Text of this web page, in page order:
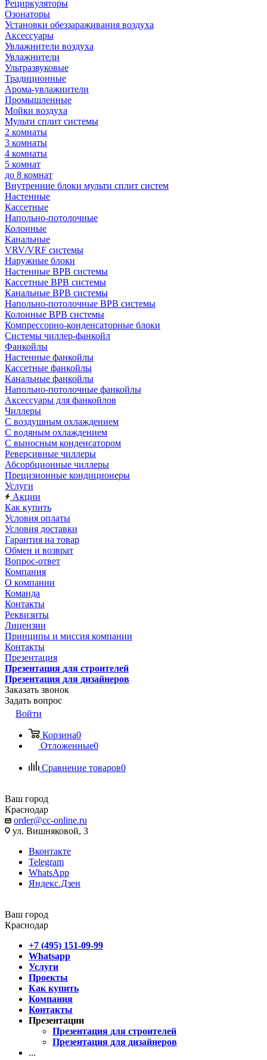
Рециркуляторы
Озонаторы
Установки обеззараживания воздуха
Аксессуары
Увлажнители воздуха
Увлажнители
Ультразвуковые
Традиционные
Арома-увлажнители
Промышленные
Мойки воздуха
Мульти сплит системы
2 комнаты
3 комнаты
4 комнаты
5 комнат
до 8 комнат
Внутренние блоки мульти сплит систем
Настенные
Кассетные
Напольно-потолочные
Колонные
Канальные
VRV/VRF системы
Наружные блоки
Настенные ВРВ системы
Кассетные ВРВ системы
Канальные ВРВ системы
Напольно-потолочные ВРВ системы
Колонные ВРВ системы
Компрессорно-конденсаторные блоки
Системы чиллер-фанкойл
Фанкойлы
Настенные фанкойлы
Кассетные фанкойлы
Канальные фанкойлы
Напольно-потолочные фанкойлы
Аксессуары для фанкойлов
Чиллеры
С воздушным охлаждением
С водяным охлаждением
С выносным конденсатором
Реверсивные чиллеры
Абсорбционные чиллеры
Прецизионные кондиционеры
Услуги
Акции
Как купить
Условия оплаты
Условия доставки
Гарантия на товар
Обмен и возврат
Вопрос-ответ
Компания
О компании
Команда
Контакты
Реквизиты
Лицензии
Принципы и миссия компании
Контакты
Презентация
Презентация для строителей
Презентация для дизайнеров
Заказать звонок
Задать вопрос
Войти
Корзина0
Отложенные0
Сравнение товаров0
Ваш город
Краснодар
order@cc-online.ru
ул. Вишняковой, 3
Вконтакте
Telegram
WhatsApp
Яндекс.Дзен
Ваш город
Краснодар
+7 (495) 151-09-99
Whatsapp
Услуги
Проекты
Как купить
Компания
Контакты
Презентации
Презентация для строителей
Презентация для дизайнеров
...